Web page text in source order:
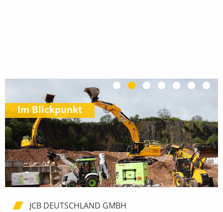
JCB DEUTSCHLAND GMBH
Im Blickpunkt
Ein Arbeitstag auf der
In neue Dimensionen
Pro Days 2026:
Großes Lader-
Frau am